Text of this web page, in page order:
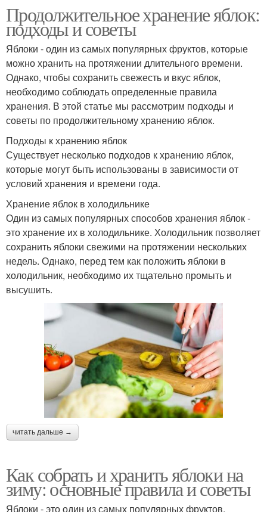
Продолжительное хранение яблок:
подходы и советы
Яблоки - один из самых популярных фруктов, которые
можно хранить на протяжении длительного времени.
Однако, чтобы сохранить свежесть и вкус яблок,
необходимо соблюдать определенные правила
хранения. В этой статье мы рассмотрим подходы и
советы по продолжительному хранению яблок.
Подходы к хранению яблок
Существует несколько подходов к хранению яблок,
которые могут быть использованы в зависимости от
условий хранения и времени года.
Хранение яблок в холодильнике
Один из самых популярных способов хранения яблок -
это хранение их в холодильнике. Холодильник позволяет
сохранить яблоки свежими на протяжении нескольких
недель. Однако, перед тем как положить яблоки в
холодильник, необходимо их тщательно промыть и
высушить.
читать дальше →
Как собрать и хранить яблоки на
зиму: основные правила и советы
Яблоки - это один из самых популярных фруктов,